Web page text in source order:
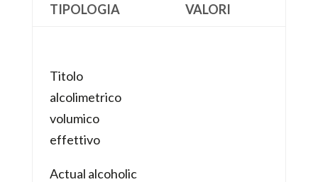
TIPOLOGIA VALORI
Titolo
alcolimetrico
volumico
effettivo
Actual alcoholic